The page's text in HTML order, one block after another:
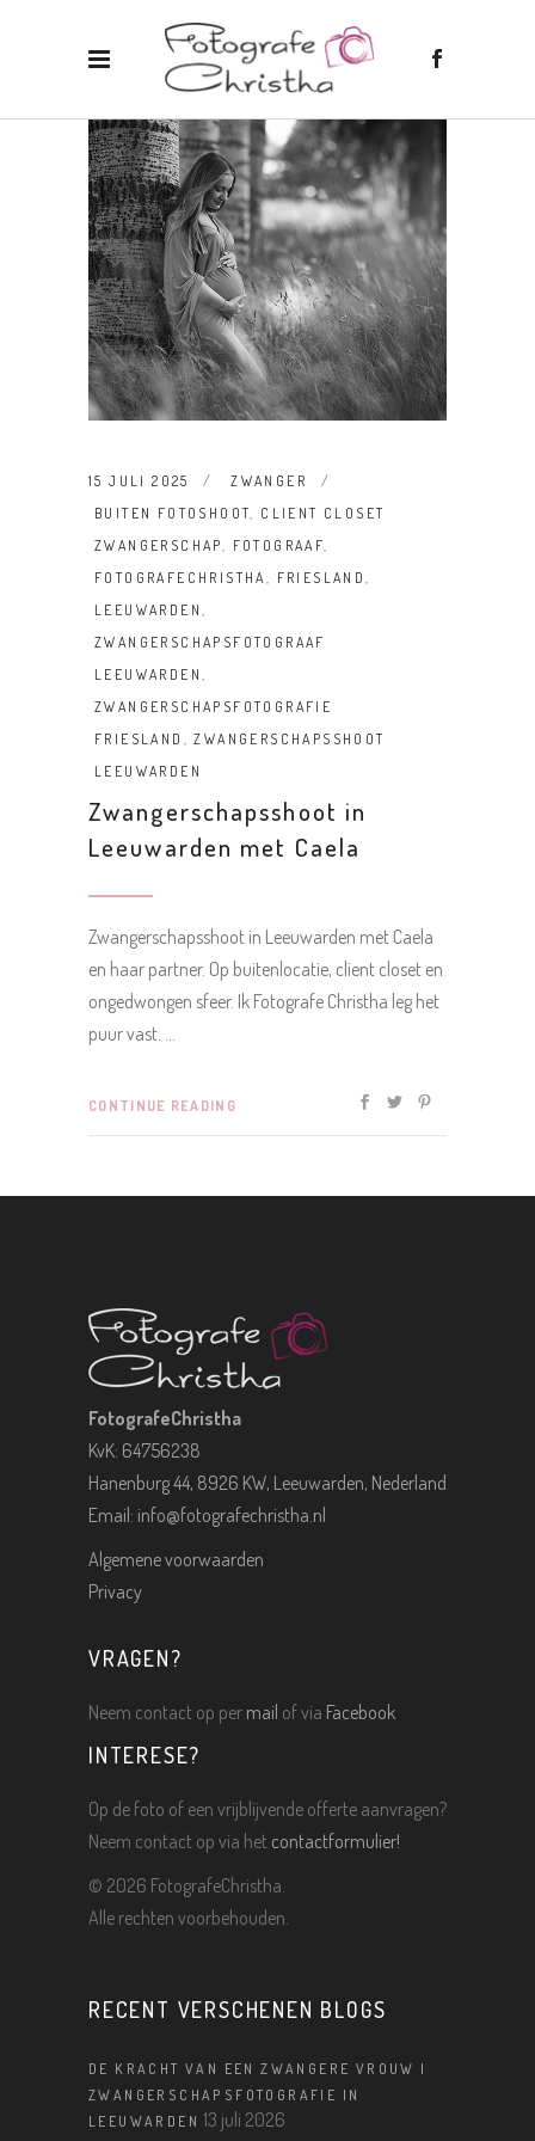
15 JULI 2025
ZWANGER
BUITEN FOTOSHOOT, CLIENT CLOSET
ZWANGERSCHAP, FOTOGRAAF,
FOTOGRAFECHRISTHA, FRIESLAND,
LEEUWARDEN,
ZWANGERSCHAPSFOTOGRAAF
LEEUWARDEN,
ZWANGERSCHAPSFOTOGRAFIE
FRIESLAND ,ZWANGERSCHAPSSHOOT
LEEUWARDEN
Zwangerschapsshoot in
Leeuwarden met Caela
Zwangerschapsshoot in Leeuwarden met Caela
en haar partner. Op buitenlocatie, client closet en
ongedwongen sfeer. Ik Fotografe Christha leg het
puur vast.
CONTINUE READING
FotografeChristha
KvK: 64756238
Hanenburg 44, 8926 KW, Leeuwarden, Nederland
Email: info@fotografechristha.nl
Algemene voorwaarden
Privacy
VRAGEN?
Neem contact op per mail of via Facebook
INTERESE?
Op de foto of een vrijblijvende offerte aanvragen?
Neem contact op via het contactformulier!
© 2026 FotografeChristha.
Alle rechten voorbehouden.
RECENT VERSCHENEN BLOGS
DE KRACHT VAN EEN ZWANGERE VROUW |
ZWANGERSCHAPSFOTOGRAFIE IN
LEEUWARDEN 13 juli 2026